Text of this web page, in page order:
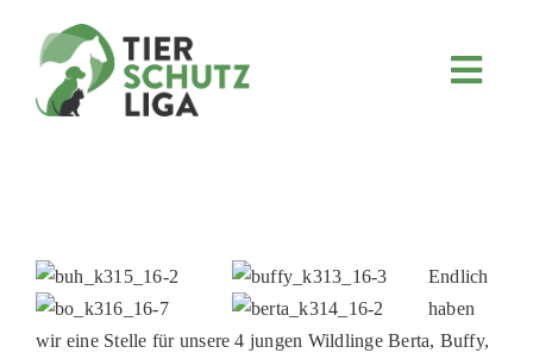
MITMACHEN
FÖRDERN & VERERBEN
Endlich
haben
wir eine Stelle für unsere 4 jungen Wildlinge Berta, Buffy,